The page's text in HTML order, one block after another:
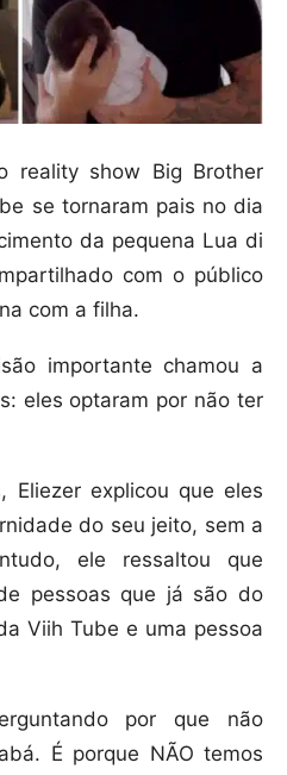
reality show Big Brother
se tornaram pais no dia
da pequena Lua di
com o público
com a filha.
importante chamou a
eles optaram por não ter
Eliezer explicou que eles
do seu jeito, sem a
ele ressaltou que
pessoas que já são do
Viih Tube e uma pessoa
por que não
É porque NÃO temos